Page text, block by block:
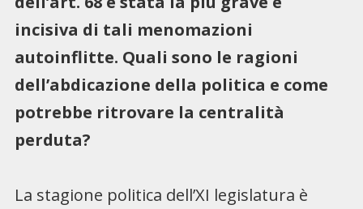
incisiva di tali menomazioni
autoinflitte. Quali sono le ragioni
dell’abdicazione della politica e come
potrebbe ritrovare la centralità
perduta?
La stagione politica dell’XI legislatura è